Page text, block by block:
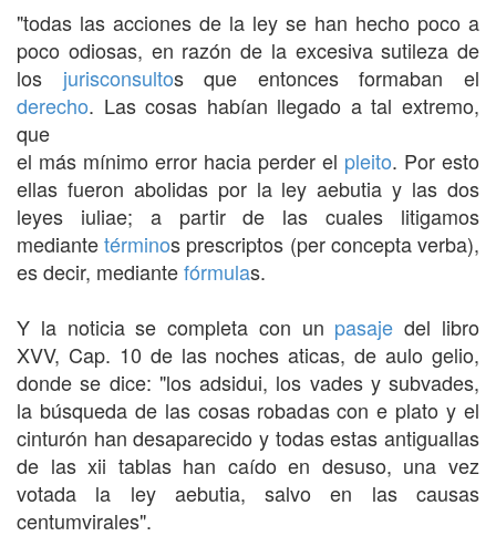
"todas las acciones de la ley se han hecho poco a
poco odiosas, en razón de la excesiva sutileza de
los jurisconsultos que entonces formaban el
derecho. Las cosas habían llegado a tal extremo,
que
el más mínimo error hacia perder el pleito. Por esto
ellas fueron abolidas por la ley aebutia y las dos
leyes iuliae; a partir de las cuales litigamos
mediantetérminos prescriptos (per concepta verba),
es decir, mediantefórmulas.
Y la noticia se completa con un pasaje del libro
XVV, Cap. 10 de las noches aticas, de aulo gelio,
donde se dice: "los adsidui, los vades y subvades,
la búsqueda de las cosas robadas con e plato y el
cinturón han desaparecido y todas estas antiguallas
de las xii tablas han caído en desuso, una vez
votada la ley aebutia, salvo en las causas
centumvirales".